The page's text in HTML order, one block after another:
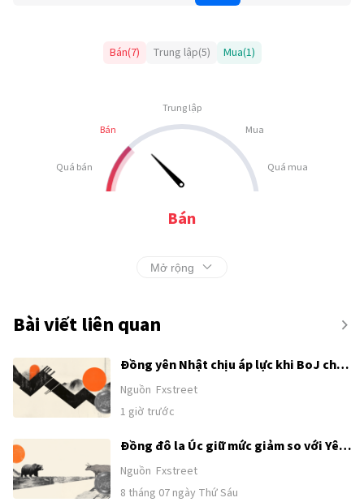
Bán(7) Trung lập(5) Mua(1)
Trung lập
Bán
Mua
Quá bán Quá mua
Bán
Mở rộng
Bài viết liên quan
Đồng yên Nhật chịu áp lực khi BoJ chia
rẽ, thặng dư thu hẹp
Nguồn Fxstreet
1 giờ trước
Đồng đô la Úc giữ mức giảm so với Yên
Nhật sau dữ liệu cán cân thương mại
của Trung Quốc
Nguồn Fxstreet
8 tháng 07 ngày Thứ Sáu